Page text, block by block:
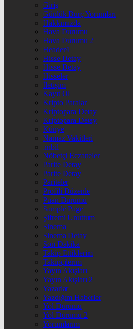
Giriş
Günlük Burç Yorumları
Hakkımızda
Hava Durumu
Hava Durumu 2
Header4
Hisse Detay
Hisse Detay
Hisseler
İletişim
Kayıt Ol
Kripto Paralar
Kriptopara Detay
Kriptopara Detay
Künye
Namaz Vakitleri
nnbil
Nöbetçi Eczaneler
Parite Detay
Parite Detay
Pariteler
Profili Düzenle
Puan Durumu
Sample Page
Şifremi Unuttum
Sinema
Sinema Detay
Son Dakika
Takip Ettiklerim
Takipçilerim
Yayın Akışları
Yayın Akışları 2
Yazarlar
Yazdığım Haberler
Yol Durumu
Yol Durumu 2
Yorumlarım